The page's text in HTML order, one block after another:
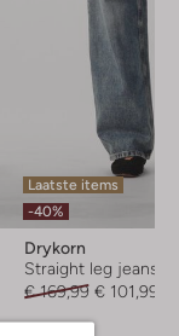
Laatste items
-40%
Drykorn
Straight leg jeans
€ 169,99 € 101,99